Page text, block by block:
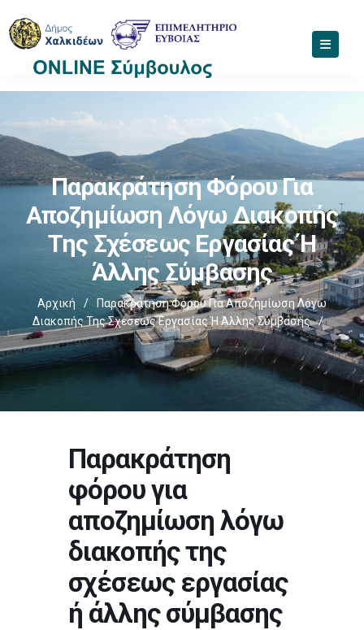
Παρακράτηση Φόρου Για
Αποζημίωση Λόγω Διακοπής
Της Σχέσεως Εργασίας Ή
Άλλης Σύμβασης
Αρχική /
Παρακράτηση Φόρου Για Αποζημίωση Λόγω
Διακοπής Της Σχέσεως Εργασίας Ή Άλλης Σύμβασης
/
Παρακράτηση
φόρου για
αποζημίωση λόγω
διακοπής της
σχέσεως εργασίας
ή άλλης σύμβασης